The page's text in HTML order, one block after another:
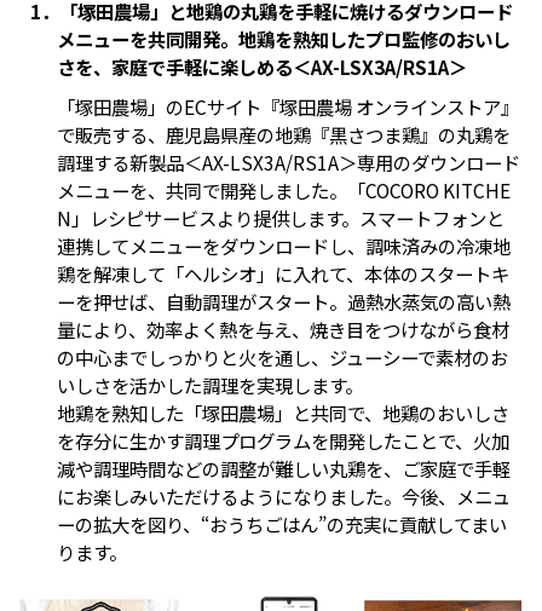
1．「塚田農場」と地鶏の丸鶏を手軽に焼けるダウンロード
メニューを共同開発。地鶏を熟知したプロ監修のおいし
さを、家庭で手軽に楽しめる＜AX-LSX3A/RS1A＞
「塚田農場」のECサイト『塚田農場 オンラインストア』
で販売する、鹿児島県産の地鶏『黒さつま鶏』の丸鶏を
調理する新製品＜AX-LSX3A/RS1A＞専用のダウンロード
メニューを、共同で開発しました。「COCORO KITCHE
N」レシピサービスより提供します。スマートフォンと
連携してメニューをダウンロードし、調味済みの冷凍地
鶏を解凍して「ヘルシオ」に入れて、本体のスタートキ
ーを押せば、自動調理がスタート。過熱水蒸気の高い熱
量により、効率よく熱を与え、焼き目をつけながら食材
の中心までしっかりと火を通し、ジューシーで素材のお
いしさを活かした調理を実現します。
地鶏を熟知した「塚田農場」と共同で、地鶏のおいしさ
を存分に生かす調理プログラムを開発したことで、火加
減や調理時間などの調整が難しい丸鶏を、ご家庭で手軽
にお楽しみいただけるようになりました。今後、メニュ
ーの拡大を図り、“おうちごはん”の充実に貢献してまい
ります。